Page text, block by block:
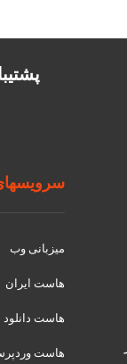
پشتیبانی
میزبانی وب
هاست ایران
هاست دانلود
هاست